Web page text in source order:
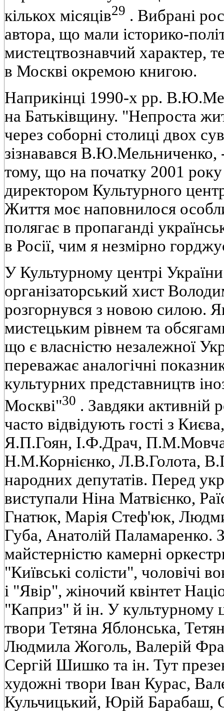
кiлькох мiсяцiв29 . Вибранi
автора, що мали iсторико-
мистецтвознавчий характер,
в Москвi окремою книгою.
Наприкiнцi 1990-х pp.
на Батькiвщину. "Непроста
через соборнi столицi двох
зiзнавався В.Ю.Мельниченко,
тому, що на початку 2001
директором Культурного
Життя моє наповнилося
полягає в пропагандi
в Росiї, чим я незмiрно
У Культурному центрi
органiзаторський хист
розгорнувся з новою силою.
мистецьким рiвнем та
що є власнiстю незалежної
переважає аналогiчнi
культурних представництв
Москвi"30 . Завдяки активнiй
часто вiдвiдують гостi з
Я.П.Гоян, I.Ф.Драч,
Н.М.Корнiєнко, Л.В.Голота,
народних депутатiв. Перед
виступали Нiна Матвiєнко,
Гнатюк, Марiя Стеф'юк,
Губа, Анатолiй Паламаренко.
майстернiстю камернi
"Київськi солiсти", чоловiчi
i "Явiр", жiночий квiнтет
"Каприз" й iн. У культурному
твори Тетяна Яблонська,
Людмила Жоголь, Валерiй
Сергiй Шишко та iн. Тут
художнi твори Iван Курас,
Кульчицький, Юрiй Барабаш,